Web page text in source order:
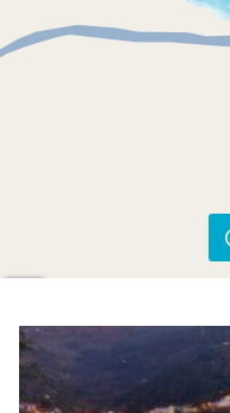
Satélite
Trânsito